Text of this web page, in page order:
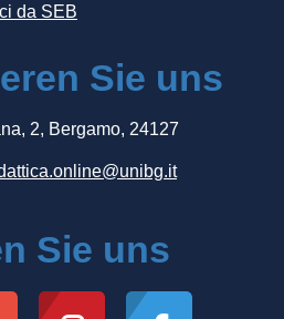
da SEB
Sie uns
2, Bergamo, 24127
Sie uns